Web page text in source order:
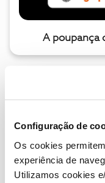
Configuração de
Os cookies
experiência de
Utilizamos cookies
A poupança
Descubra as